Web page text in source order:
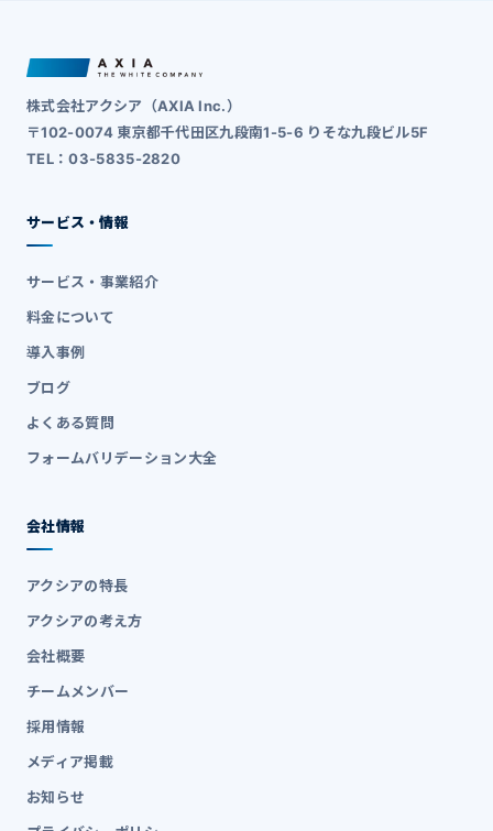
株式会社アクシア（AXIA Inc.）
〒102-0074 東京都千代田区九段南1-5-6 りそな九段ビル5F
TEL：03-5835-2820
サービス・情報
サービス・事業紹介
料金について
導入事例
ブログ
よくある質問
フォームバリデーション大全
会社情報
アクシアの特長
アクシアの考え方
会社概要
チームメンバー
採用情報
メディア掲載
お知らせ